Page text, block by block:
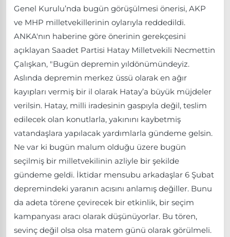
Genel Kurulu’nda bugün görüşülmesi önerisi, AKP
ve MHP milletvekillerinin oylarıyla reddedildi.
ANKA'nın haberine göre önerinin gerekçesini
açıklayan Saadet Partisi Hatay Milletvekili Necmettin
Çalışkan, "Bugün depremin yıldönümündeyiz.
Aslında depremin merkez üssü olarak en ağır
kayıpları vermiş bir il olarak Hatay’a büyük müjdeler
verilsin. Hatay, milli iradesinin gaspıyla değil, teslim
edilecek olan konutlarla, yakınını kaybetmiş
vatandaşlara yapılacak yardımlarla gündeme gelsin.
Ne var ki bugün malum olduğu üzere bugün
seçilmiş bir milletvekilinin azliyle bir şekilde
gündeme geldi. İktidar mensubu arkadaşlar 6 Şubat
depremindeki yaranın acısını anlamış değiller. Bunu
da adeta törene çevirecek bir etkinlik, bir seçim
kampanyası aracı olarak düşünüyorlar. Bu tören,
sevinç değil olsa olsa matem günü olarak görülmeli.